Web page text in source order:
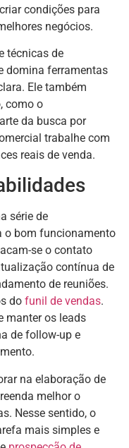
condições para
negócios.
técnicas de
domina ferramentas
Ele também
como o
da busca por
trabalhe com
reais de venda.
série de
o bom funcionamento
se o contato
contínua de
de reuniões.
do funil de vendas.
manter os leads
de follow-up e
na elaboração de
melhor o
Nesse sentido, o
mais simples e